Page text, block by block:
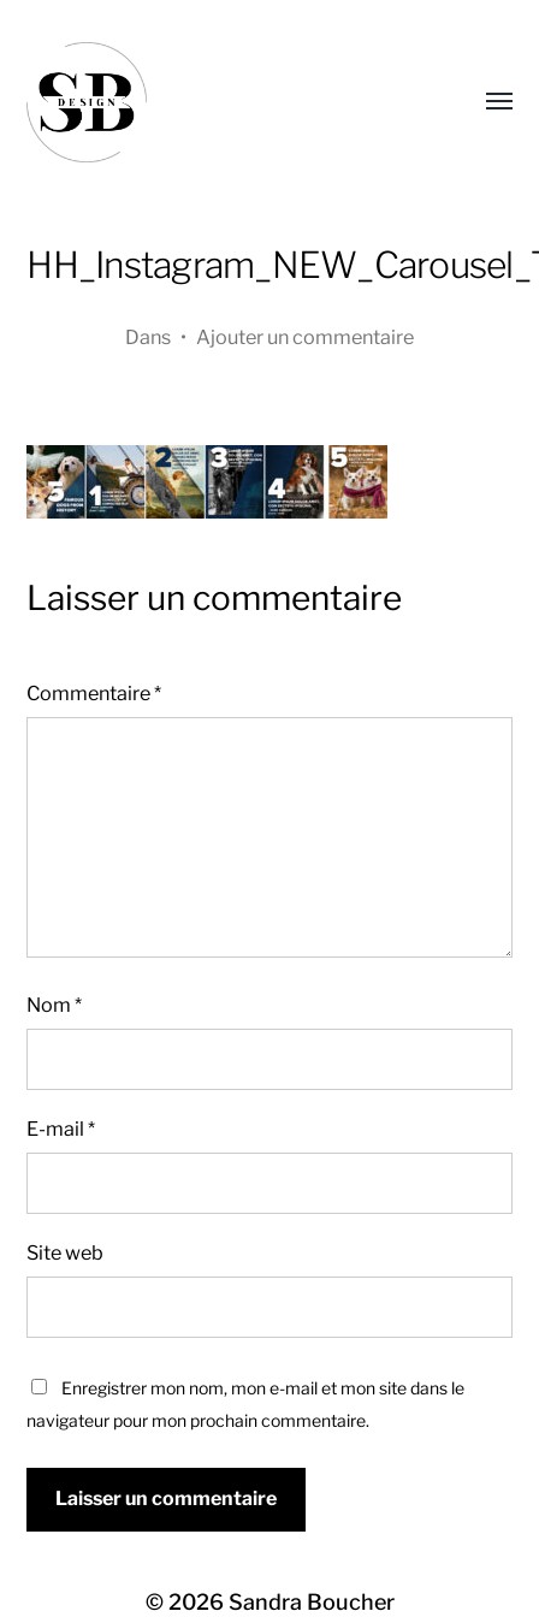
Sandra
Boucher
Dans • Ajouter un commentaire
Laisser un commentaire
Commentaire*
Nom*
E-mail*
Site web
Enregistrer mon nom, mon e-mail et mon site dans le
navigateur pour mon prochain commentaire.
© 2026 Sandra Boucher